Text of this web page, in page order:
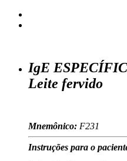
IgE
Leite fervido
Mnemônico: F231
Instruções para o